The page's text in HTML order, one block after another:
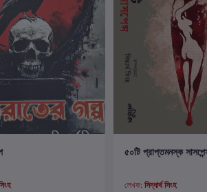
কার্টে যোগ
৫০টি প্রাপ্তমনস্ক
লেখক: সিদ্ধার্থ সিংহ